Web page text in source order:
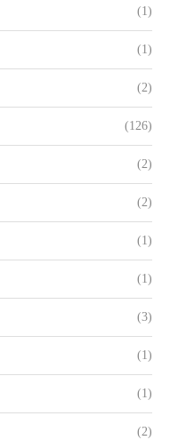
(1)
(1)
(2)
(126)
(2)
(2)
(1)
(1)
(3)
(1)
(1)
(2)